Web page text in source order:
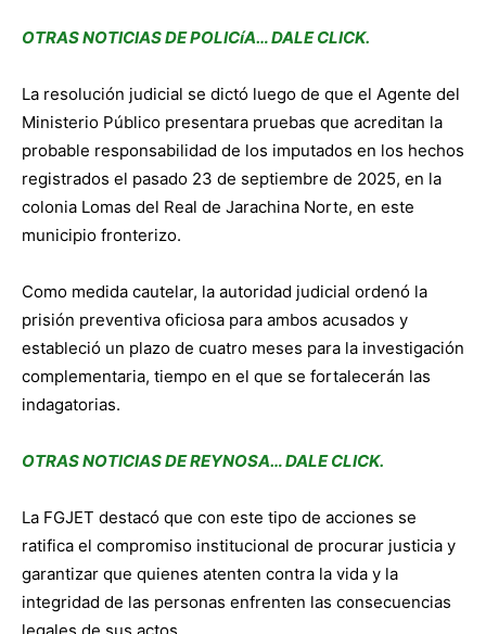
OTRAS NOTICIAS DE POLICíA… DALE CLICK.
La resolución judicial se dictó luego de que el Agente del
Ministerio Público presentara pruebas que acreditan la
probable responsabilidad de los imputados en los hechos
registrados el pasado 23 de septiembre de 2025, en la
colonia Lomas del Real de Jarachina Norte, en este
municipio fronterizo.
Como medida cautelar, la autoridad judicial ordenó la
prisión preventiva oficiosa para ambos acusados y
estableció un plazo de cuatro meses para la investigación
complementaria, tiempo en el que se fortalecerán las
indagatorias.
OTRAS NOTICIAS DE REYNOSA… DALE CLICK.
La FGJET destacó que con este tipo de acciones se
ratifica el compromiso institucional de procurar justicia y
garantizar que quienes atenten contra la vida y la
integridad de las personas enfrenten las consecuencias